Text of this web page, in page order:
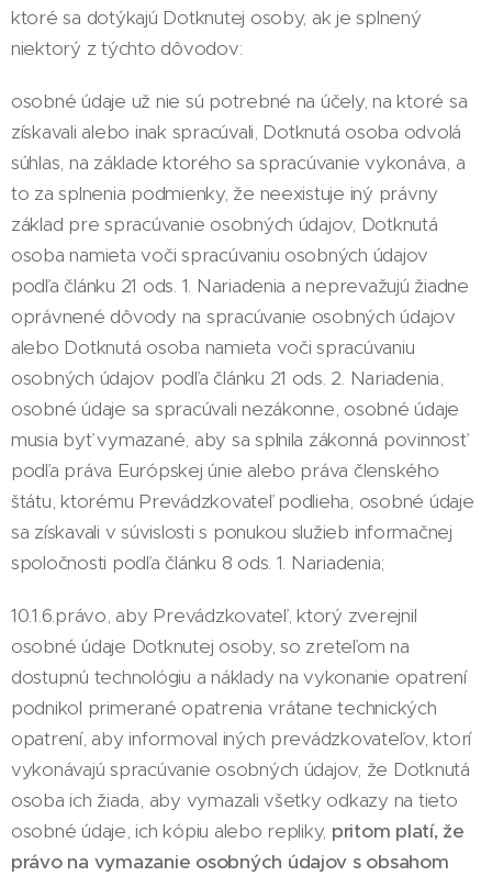
ktoré sa dotýkajú Dotknutej osoby, ak je splnený
niektorý z týchto dôvodov:
osobné údaje už nie sú potrebné na účely, na ktoré sa
získavali alebo inak spracúvali, Dotknutá osoba odvolá
súhlas, na základe ktorého sa spracúvanie vykonáva, a
to za splnenia podmienky, že neexistuje iný právny
základ pre spracúvanie osobných údajov, Dotknutá
osoba namieta voči spracúvaniu osobných údajov
podľa článku 21 ods. 1. Nariadenia a neprevažujú žiadne
oprávnené dôvody na spracúvanie osobných údajov
alebo Dotknutá osoba namieta voči spracúvaniu
osobných údajov podľa článku 21 ods. 2. Nariadenia,
osobné údaje sa spracúvali nezákonne, osobné údaje
musia byť vymazané, aby sa splnila zákonná povinnosť
podľa práva Európskej únie alebo práva členského
štátu, ktorému Prevádzkovateľ podlieha, osobné údaje
sa získavali v súvislosti s ponukou služieb informačnej
spoločnosti podľa článku 8 ods. 1. Nariadenia;
10.1.6.právo, aby Prevádzkovateľ, ktorý zverejnil
osobné údaje Dotknutej osoby, so zreteľom na
dostupnú technológiu a náklady na vykonanie opatrení
podnikol primerané opatrenia vrátane technických
opatrení, aby informoval iných prevádzkovateľov, ktorí
vykonávajú spracúvanie osobných údajov, že Dotknutá
osoba ich žiada, aby vymazali všetky odkazy na tieto
osobné údaje, ich kópiu alebo repliky, pritom platí, že
právo na vymazanie osobných údajov s obsahom